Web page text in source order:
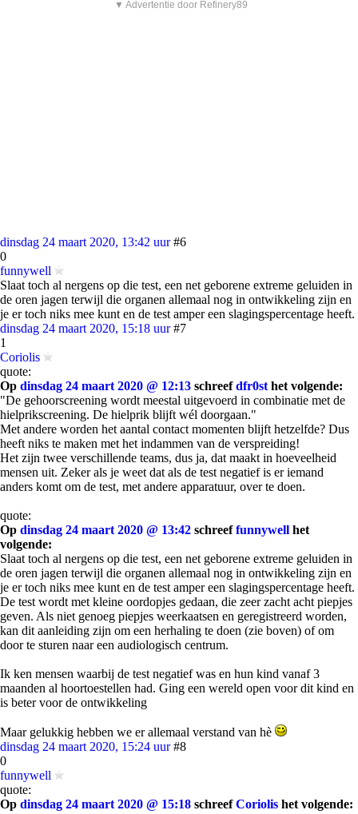
▼ Advertentie door Refinery89
dinsdag 24 maart 2020, 13:42 uur #6
0
funnywell
Slaat toch al nergens op die test, een net geborene extreme geluiden in
de oren jagen terwijl die organen allemaal nog in ontwikkeling zijn en
je er toch niks mee kunt en de test amper een slagingspercentage heeft.
dinsdag 24 maart 2020, 15:18 uur #7
1
Coriolis
quote:
Op dinsdag 24 maart 2020 @ 12:13 schreefdfr0st het volgende:
"De gehoorscreening wordt meestal uitgevoerd in combinatie met de
hielprikscreening. De hielprik blijft wél doorgaan."
Met andere worden het aantal contact momenten blijft hetzelfde? Dus
heeft niks te maken met het indammen van de verspreiding!
Het zijn twee verschillende teams, dus ja, dat maakt in hoeveelheid
mensen uit. Zeker als je weet dat als de test negatief is er iemand
anders komt om de test, met andere apparatuur, over te doen.
quote:
Op dinsdag 24 maart 2020 @ 13:42 schreeffunnywell het
volgende:
Slaat toch al nergens op die test, een net geborene extreme geluiden in
de oren jagen terwijl die organen allemaal nog in ontwikkeling zijn en
je er toch niks mee kunt en de test amper een slagingspercentage heeft.
De test wordt met kleine oordopjes gedaan, die zeer zacht acht piepjes
geven. Als niet genoeg piepjes weerkaatsen en geregistreerd worden,
kan dit aanleiding zijn om een herhaling te doen (zie boven) of om
door te sturen naar een audiologisch centrum.
Ik ken mensen waarbij de test negatief was en hun kind vanaf 3
maanden al hoortoestellen had. Ging een wereld open voor dit kind en
is beter voor de ontwikkeling
Maar gelukkig hebben we er allemaal verstand van hè
dinsdag 24 maart 2020, 15:24 uur #8
0
funnywell
quote:
Op dinsdag 24 maart 2020 @ 15:18 schreefCoriolis het volgende: